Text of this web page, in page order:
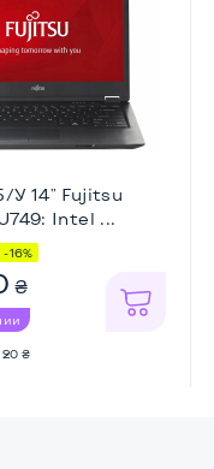
У 14" Fujitsu
Intel ...
-16%
₴
₴